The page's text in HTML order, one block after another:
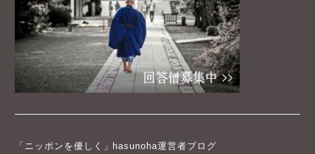
「ニッポンを優しく」hasunoha運営者ブログ